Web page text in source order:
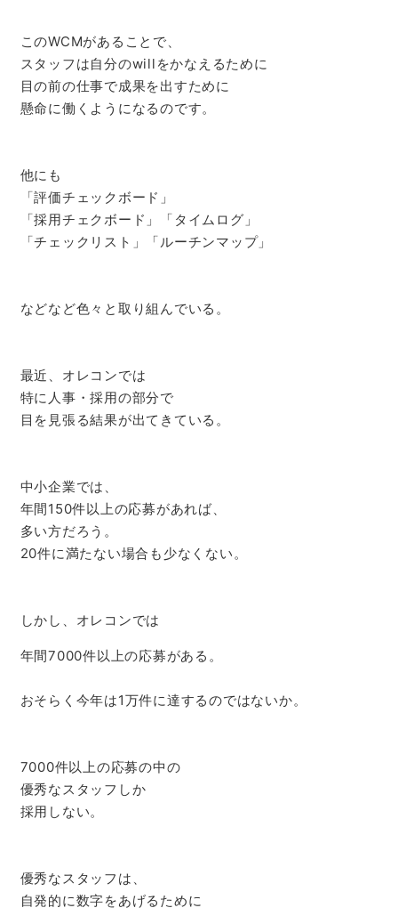
このWCMがあることで、
スタッフは自分のwillをかなえるために
目の前の仕事で成果を出すために
懸命に働くようになるのです。
他にも
「評価チェックボード」
「採用チェクボード」「タイムログ」
「チェックリスト」「ルーチンマップ」
などなど色々と取り組んでいる。
最近、オレコンでは
特に人事・採用の部分で
目を見張る結果が出てきている。
中小企業では、
年間150件以上の応募があれば、
多い方だろう。
20件に満たない場合も少なくない。
しかし、オレコンでは
年間7000件以上の応募がある。
おそらく今年は1万件に達するのではないか。
7000件以上の応募の中の
優秀なスタッフしか
採用しない。
優秀なスタッフは、
自発的に数字をあげるために